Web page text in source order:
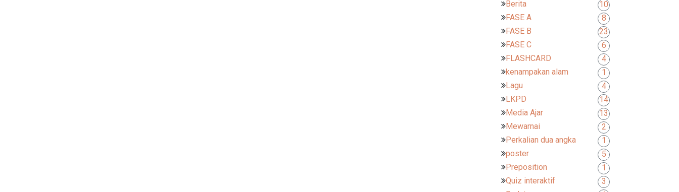
Berita
10
FASE A
8
FASE B
23
FASE C
6
FLASHCARD
4
kenampakan alam
1
Lagu
4
LKPD
14
Media Ajar
13
Mewarnai
2
Perkalian dua angka
1
poster
5
Preposition
1
Quiz interaktif
3